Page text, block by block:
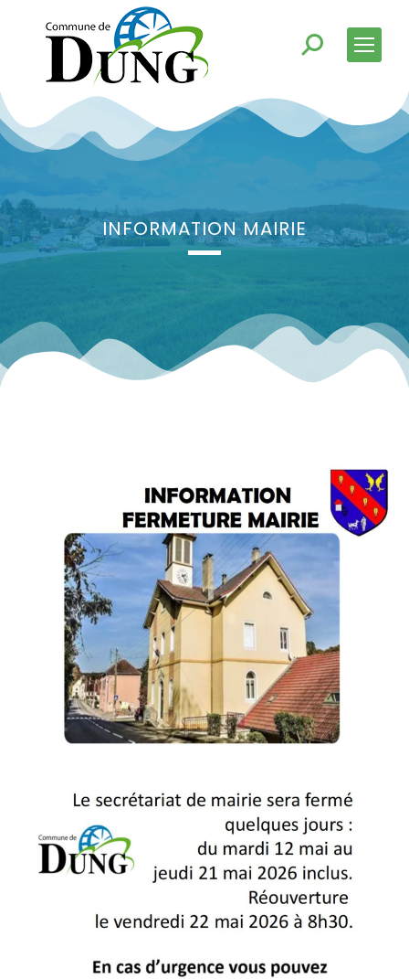
INFORMATION MAIRIE